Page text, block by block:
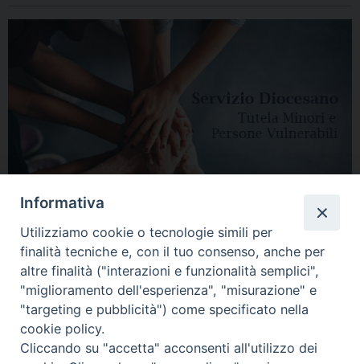
HOME DIOCESI VESCOVO CURIA VESCOVILE NEWS
APPUNTAMENTI CONTATTI SERVIZIO ANTENATI
Informativa
Utilizziamo cookie o tecnologie simili per
finalità tecniche e, con il tuo consenso, anche per
altre finalità ("interazioni e funzionalità semplici",
"miglioramento dell'esperienza", "misurazione" e
"targeting e pubblicità") come specificato nella
cookie policy.
Cliccando su "accetta" acconsenti all'utilizzo dei